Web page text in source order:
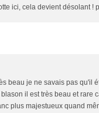
ici, cela devient désolant !
beau je ne savais pas qu'il
il est très beau et rare
plus majestueux quand